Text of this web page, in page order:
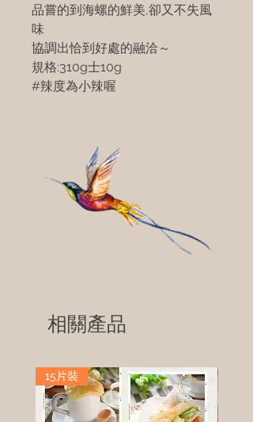
品嘗的到海螺的鮮美,卻又不失風
味
協調出恰到好處的融洽～
規格:310g士10g
#辣度為小辣喔
相關產品
15片裝